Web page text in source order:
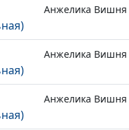
Анжелика Вишня
Анжелика Вишня
Анжелика Вишня